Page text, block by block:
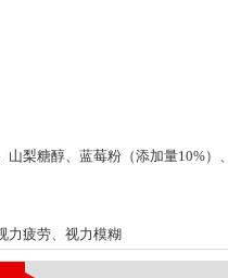
山梨糖醇、蓝莓粉（添加量10%）
力疲劳、视力模糊